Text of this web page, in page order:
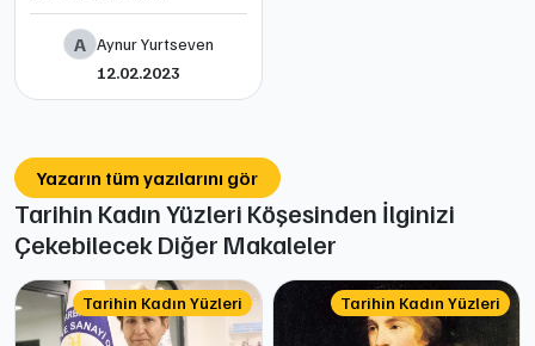
A Aynur Yurtseven
12.02.2023
Yazarın tüm yazılarını gör
Tarihin Kadın Yüzleri Köşesinden İlginizi
Çekebilecek Diğer Makaleler
Tarihin Kadın Yüzleri Tarihin Kadın Yüzleri